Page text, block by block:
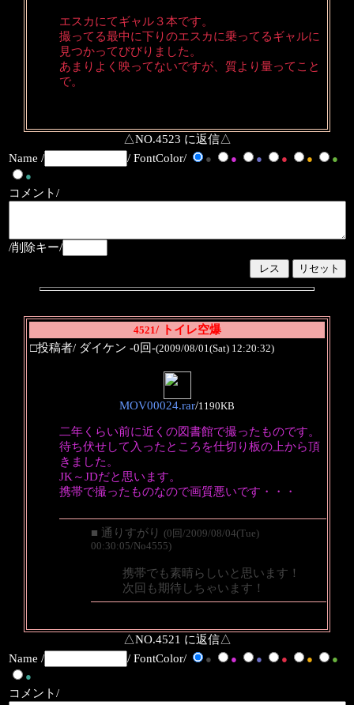
エスカにてギャル３本です。
撮ってる最中に下りのエスカに乗ってるギャルに
見つかってびびりました。
あまりよく映ってないですが、質より量ってこと
で。
△NO.4523 に返信△
Name /
/ FontColor/ ● ● ● ● ●
●
●
コメント/
/削除キー/
4521/ トイレ空爆
□投稿者/ ダイケン -0回-(2009/08/01(Sat) 12:20:32)
MOV00024.rar/1190KB
二年くらい前に近くの図書館で撮ったものです。
待ち伏せして入ったところを仕切り板の上から頂
きました。
JK～JDだと思います。
携帯で撮ったものなので画質悪いです・・・
■ 通りすがり (0回/2009/08/04(Tue)
00:30:05/No4555)
携帯でも素晴らしいと思います！
次回も期待しちゃいます！
△NO.4521 に返信△
Name /
/ FontColor/ ● ● ● ● ●
●
●
コメント/